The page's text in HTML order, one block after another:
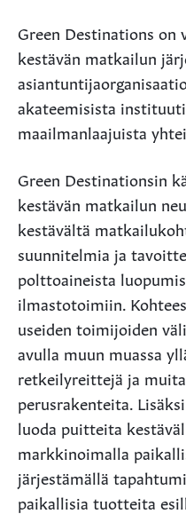
Green Destinations
kestävän matkailun
akateemisista
maailmanlaajuista
Green Destinationsin
kestävän matkailun
kestävältä
suunnitelmia ja
polttoaineista
ilmastotoimiin.
useiden toimijoiden
avulla muun muassa
retkeilyreittejä ja
perusrakenteita.
luoda puitteita
markkinoimalla
järjestämällä
paikallisia tuotteita